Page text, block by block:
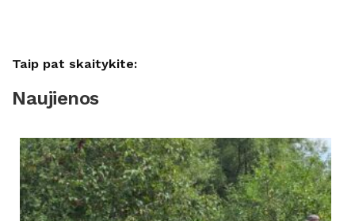
Taip pat skaitykite:
Naujienos